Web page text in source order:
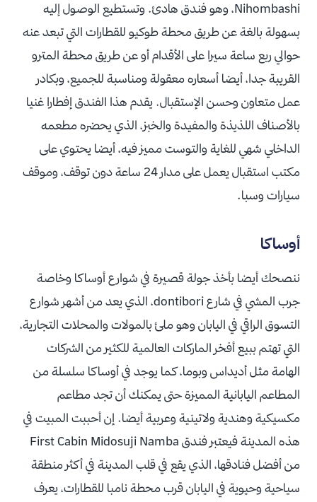
Nihombashi، وهو فندق هادئ. وتستطيع الوصول إليه
بسهولة بالغة عن طريق محطة طوكيو للقطارات التي تبعد عنه
حوالي ربع ساعة سيرا على الأقدام أو عن طريق محطة المترو
القريبة جدا، أيضا أسعاره معقولة ومناسبة للجميع، وبكادر
عمل متعاون وحسن الإستقبال. يقدم هذا الفندق إفطارا غنيا
بالأصناف اللذيذة والمفيدة والخبز، الذي يحضره مطعمه
الداخلي شهي للغاية والتوست مميز فيه، أيضا يحتوي على
مكتب استقبال يعمل على مدار 24 ساعة دون توقف، وموقف
سيارات وسبا.
أوساكا
ننصحك أيضا بأخذ جولة قصيرة في شوارع أوساكا وخاصة
جرب المشي في شارع dontibori، الذي يعد من أشهر شوارع
التسوق الراقي في اليابان وهو ملئ بالمولات والمحلات التجارية،
التي تهتم ببيع أفخر الماركات العالمية للكثير من الشركات
الهامة مثل أديداس وبوما، كما يوجد في أوساكا سلسلة من
المطاعم اليابانية المميزة حتى يمكنك أن تجد مطاعم
مكسيكية وهندية ولاتينية وعربية أيضا. إن أحببت المبيت في
هذه المدينة فيعتبر فندق First Cabin Midosuji Namba
من أفضل فنادقها، الذي يقع في قلب المدينة في أكثر منطقة
سياحية وحيوية في اليابان قرب محطة نامبا للقطارات، يعرف